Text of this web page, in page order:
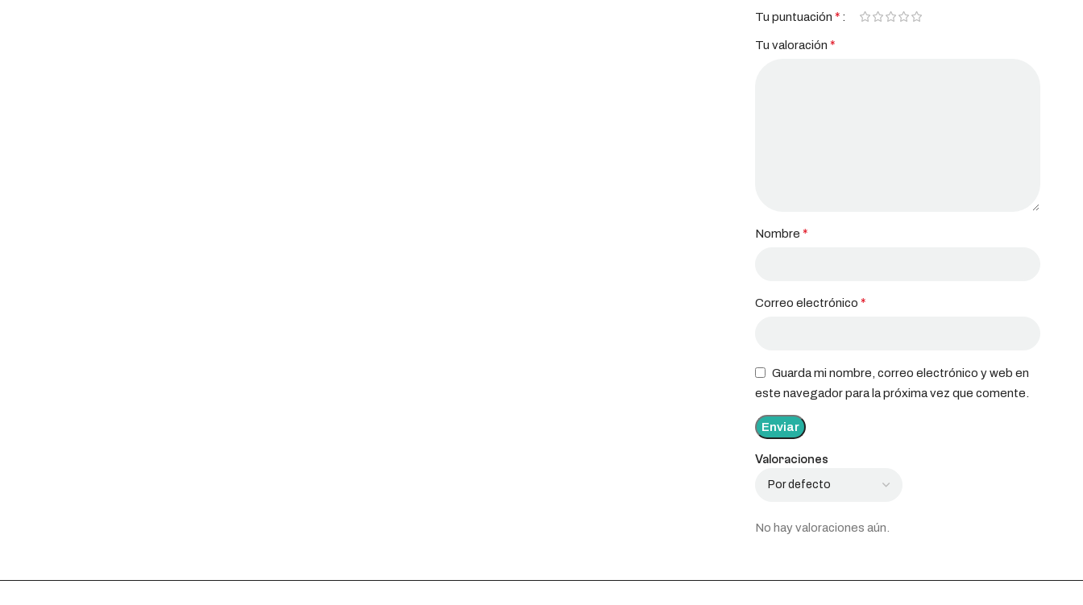
Valoraciones
No hay valoraciones aún.
Tu puntuación*
Tu valoración*
Nombre*
Correo electrónico*
Guarda mi nombre, correo electrónico y web en
este navegador para la próxima vez que comente.